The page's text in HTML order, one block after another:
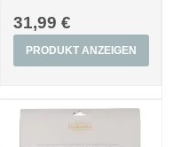
31,99 €
PRODUKT ANZEIGEN